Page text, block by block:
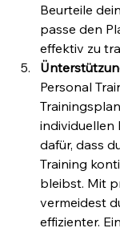
Beurteile
passe den
effektiv zu
Personal
individuellen
dafür, dass
Training
bleibst. Mit
vermeidest
effizienter.